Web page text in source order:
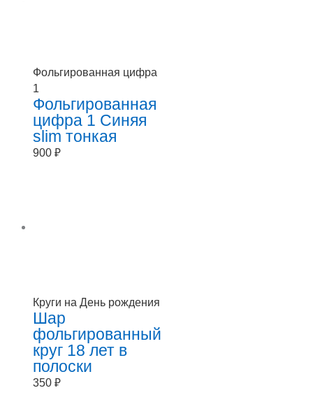
Фольгированная цифра
1
Фольгированная
цифра 1 Синяя
slim тонкая
900 ₽
Круги на День рождения
Шар
фольгированный
круг 18 лет в
полоски
350 ₽